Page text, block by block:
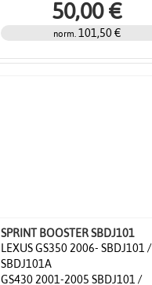
50,00 €
norm. 101,50 €
SPRINT BOOSTER SBDJ101
LEXUS GS350 2006- SBDJ101 /
SBDJ101A
GS430 2001-2005 SBDJ101 /